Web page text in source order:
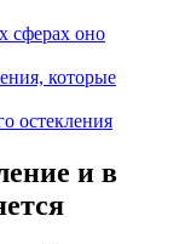
сферах оно
которые
остекления
и в